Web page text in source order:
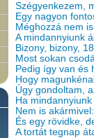
Szégyenkezem,
Egy nagyon
Méghozzá nem
A mindannyiunk
Bizony, bizony,
Most sokan
Pedig így van és
Hogy
Úgy gondoltam,
Ha
Nem is
És egy rövidke,
A tortát tegnap